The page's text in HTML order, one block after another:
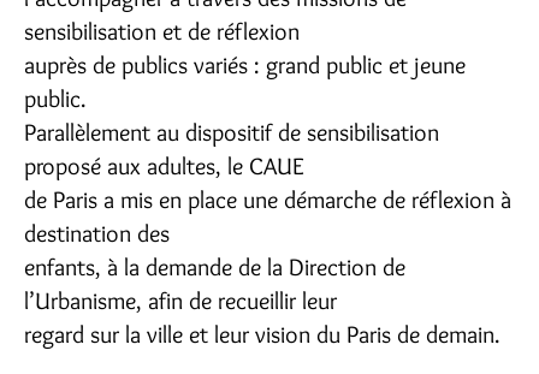
sensibilisation et de réflexion
auprès de publics variés : grand public et jeune
public.
Parallèlement au dispositif de sensibilisation
proposé aux adultes, le CAUE
de Paris a mis en place une démarche de réflexion à
destination des
enfants, à la demande de la Direction de
l’Urbanisme, afin de recueillir leur
regard sur la ville et leur vision du Paris de demain.